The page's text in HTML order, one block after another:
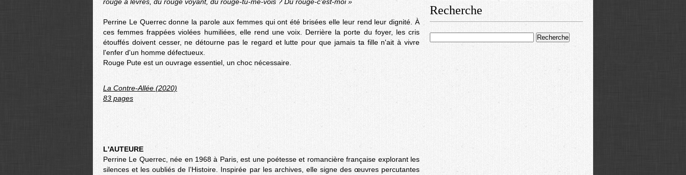
Perrine Le Querrec donne la parole aux femmes qui ont été brisées elle leur rend leur dignité. À
ces femmes frappées violées humiliées, elle rend une voix. Derrière la porte du foyer, les cris
étouffés doivent cesser, ne détourne pas le regard et lutte pour que jamais ta fille n'ait à vivre
l'enfer d'un homme défectueux.
Rouge Pute est un ouvrage essentiel, un choc nécessaire.
La Contre-Allée (2020)
83 pages
L'AUTEURE
Perrine Le Querrec, née en 1968 à Paris, est une poétesse et romancière française explorant les
silences et les oubliés de l’Histoire. Inspirée par les archives, elle signe des œuvres percutantes
Recherche